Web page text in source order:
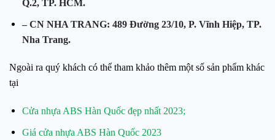
Q.2, TP. HCM.
– CN NHA TRANG: 489 Đường 23/10, P. Vĩnh Hiệp, TP.
Nha Trang.
Ngoài ra quý khách có thể tham khảo thêm một số sản phẩm khác
tại
Cửa nhựa ABS Hàn Quốc đẹp nhất 2023;
Giá cửa nhựa ABS Hàn Quốc 2023